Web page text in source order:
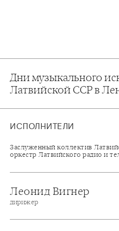
Дни музыкального
Латвийской ССР в
ИСПОЛНИТЕЛИ
Заслуженный коллектив
оркестр Латвийского радио и
Леонид Вигнер
дирижер